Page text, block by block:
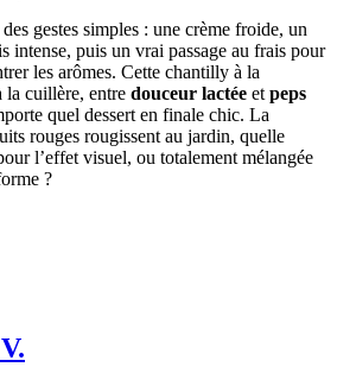
gestes simples : une crème froide, un
intense, puis un vrai passage au frais pour
les arômes. Cette chantilly à la
la cuillère, entre douceur lactée et peps
quel dessert en finale chic. La
rouges rougissent au jardin, quelle
l’effet visuel, ou totalement mélangée
?